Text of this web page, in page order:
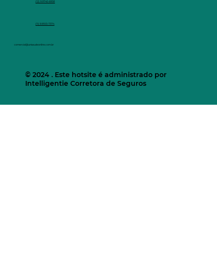
(12) 9.9740-6958
(11) 9.9553-7374
comercial@unisaudeonline.com.br
© 2024 . Este hotsite é administrado por
Intelligentie Corretora de Seguros